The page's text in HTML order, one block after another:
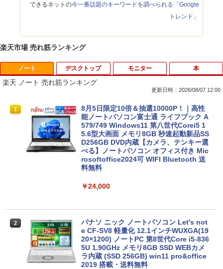
できるネットの今一番話題のキーワードを調べられる「Google
トレンド」
楽天市場 売れ筋ランキング
ノート
楽天 ノート 売れ筋ランキング
更新日時：2026/08/07 12:00
1
8月5日限定10倍＆抽選10000P！｜高性
能ノートパソコン富士通 ライフブック A
579/749 Windows11 第八世代Corei5 1
5.6型大画面 メモリ8GB 秒速起動新品SS
D256GB DVD内蔵【カメラ、テンキー選
べる】ノートパソコン オフィス付き Mic
rosoftoffice2024可 WIFI Bluetooth 送
料無料
￥24,000
2
パナソ ニック ノートパソコン Let's not
e CF-SV8 軽量化 12.1インチWUXGA(19
20×1200) ノートPC 第8世代Core i5-836
5U 1.90GHz メモリ8GB SSD WEBカメ
ラ内蔵 (SSD 256GB) win11 pro&office
2019 搭載・送料無料
デスクトップ モニター 本